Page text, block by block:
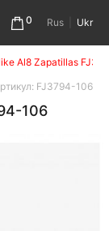
0 Rus Ukr
Al8 Zapatillas
FJ3794-106
106